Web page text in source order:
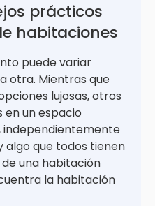
prácticos
habitaciones
puede variar
otra. Mientras que
lujosas, otros
en un espacio
independientemente
algo que todos tienen
una habitación
la habitación